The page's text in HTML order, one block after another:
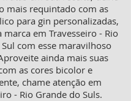
mais requintado com as
para gin personalizadas,
marca em Travesseiro - Rio
com esse maravilhoso
ainda mais suas
as cores bicolor e
chame atenção em
- Rio Grande do Suls.